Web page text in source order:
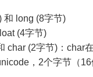
和 long (8字节)
(4字节)
char (2字节)：char
，2个字节（